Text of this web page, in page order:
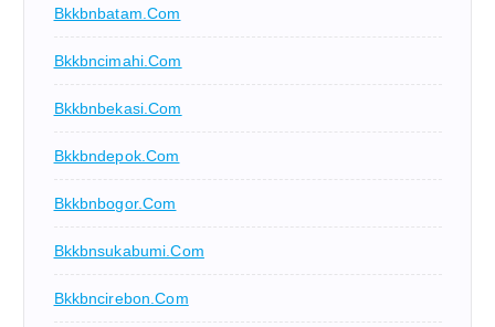
Bkkbnbatam.com
Bkkbncimahi.com
Bkkbnbekasi.com
Bkkbndepok.com
Bkkbnbogor.com
Bkkbnsukabumi.com
Bkkbncirebon.com